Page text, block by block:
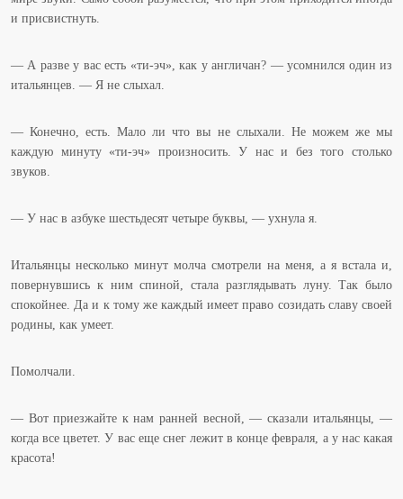
и присвистнуть.
— А разве у вас есть «ти-эч», как у англичан? — усомнился один из
итальянцев. — Я не слыхал.
— Конечно, есть. Мало ли что вы не слыхали. Не можем же мы
каждую минуту «ти-эч» произносить. У нас и без того столько
звуков.
— У нас в азбуке шестьдесят четыре буквы, — ухнула я.
Итальянцы несколько минут молча смотрели на меня, а я встала и,
повернувшись к ним спиной, стала разглядывать луну. Так было
спокойнее. Да и к тому же каждый имеет право созидать славу своей
родины, как умеет.
Помолчали.
— Вот приезжайте к нам ранней весной, — сказали итальянцы, —
когда все цветет. У вас еще снег лежит в конце февраля, а у нас какая
красота!